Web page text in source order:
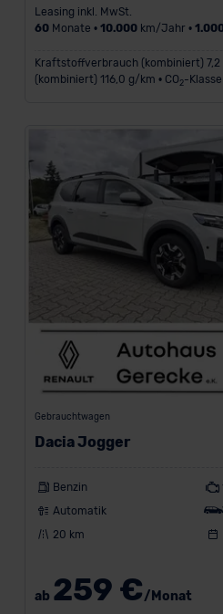
z
h
l
n
Renault
(11)
(7)
Nissan
(2)
N
u
Leasing inkl. MwSt.
60Monate • 10.000km/Jahr •
Kraftstoffverbrauch (kombiniert) 7,2
(kombiniert) 116,0 g/km • CO 2-Klasse
Gebrauchtwagen
Dacia Jogger
Benzin
Automatik
20 km
ab 259 €/Monat